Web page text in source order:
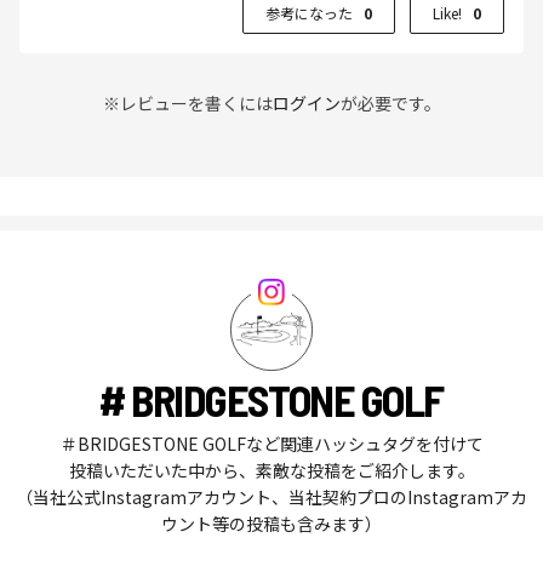
参考になった 0 Like! 0
※レビューを書くにはログインが必要です。
# BRIDGESTONE GOLF
＃BRIDGESTONE GOLFなど関連ハッシュタグを付けて
投稿いただいた中から、素敵な投稿をご紹介します。
（当社公式Instagramアカウント、当社契約プロのInstagramアカ
ウント等の投稿も含みます）